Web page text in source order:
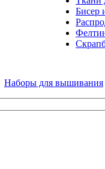
Бисер
Наборы для вышивания